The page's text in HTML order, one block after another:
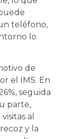
teléfono,
lo
de
el IMS. En
seguida
parte,
al
y la